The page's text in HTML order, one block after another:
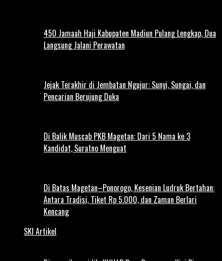
450 Jamaah Haji Kabupaten Madiun Pulang Lengkap, Dua
Langsung Jalani Perawatan
Jejak Terakhir di Jembatan Ngujur: Sunyi, Sungai, dan
Pencarian Berujung Duka
Di Balik Muscab PKB Magetan: Dari 5 Nama ke 3
Kandidat, Suratno Menguat
Di Batas Magetan–Ponorogo, Kesenian Ludruk Bertahan:
Antara Tradisi, Tiket Rp 5.000, dan Zaman Berlari
Kencang
SKI Artikel